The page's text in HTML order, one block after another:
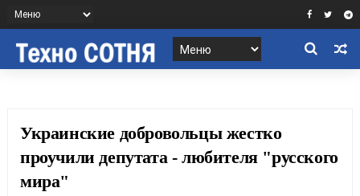
Украинские добровольцы жестко
проучили депутата - любителя "русского
мира"